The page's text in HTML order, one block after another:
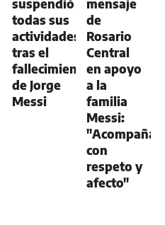
suspendió
todas sus
actividades
tras el
fallecimiento
de Jorge
Messi
mensaje
de
Rosario
Central
en apoyo
a la
familia
Messi:
con
respeto y
afecto"